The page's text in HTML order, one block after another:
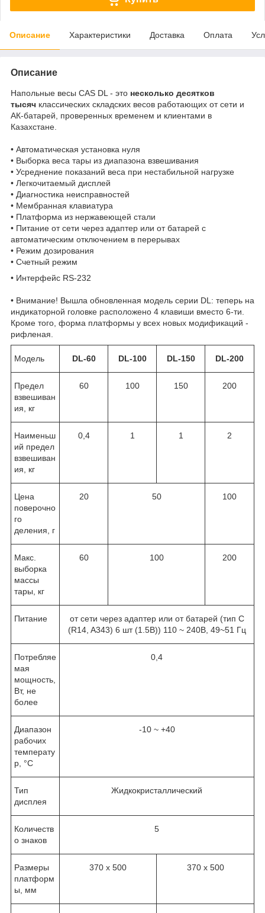
Описание Характеристики Доставка Оплата
Описание
Напольные весы CAS DL - это несколько десятков
тысяч классических складских весов работающих от сети и
АК-батарей, проверенных временем и клиентами в
Казахстане.
• Автоматическая установка нуля
• Выборка веса тары из диапазона взвешивания
• Усреднение показаний веса при нестабильной нагрузке
• Легкочитаемый дисплей
• Диагностика неисправностей
• Мембранная клавиатура
• Платформа из нержавеющей стали
• Питание от сети через адаптер или от батарей с
автоматическим отключением в перерывах
• Режим дозирования
• Счетный режим
• Интерфейс RS-232
• Внимание! Вышла обновленная модель серии DL: теперь на
индикаторной головке расположено 4 клавиши вместо 6-ти.
Кроме того, форма платформы у всех новых модификаций -
рифленая.
Модель DL-60 DL-100 DL-150 DL-200
Предел
взвешиван
ия, кг
60 100 150 200
Наименьш
ий предел
взвешиван
ия, кг
0,4 1 1 2
Цена
поверочно
го
деления, г
20 50 100
Макс.
выборка
массы
тары, кг
60 100 200
Питание
от сети через адаптер или от батарей (тип С
(R14, A343) 6 шт (1.5В)) 110 ~ 240В, 49~51 Гц
Потребляе
мая
мощность,
Вт, не
более
0,4
Диапазон
рабочих
температу
р, °C
-10 ~ +40
Тип
дисплея
Жидкокристаллический
Количеств
о знаков
5
Размеры
платформ
ы, мм
370 x 500 370 x 500